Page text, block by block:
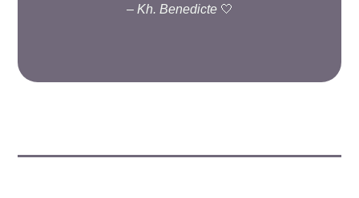
– Kh. Benedicte🤍